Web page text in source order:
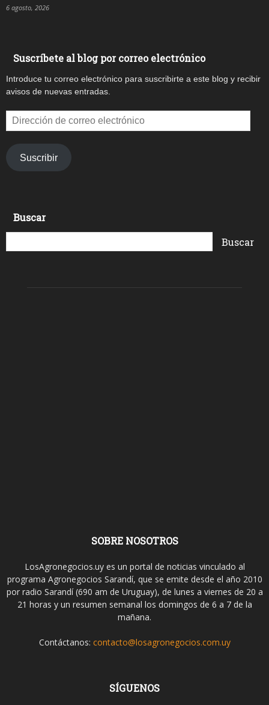
6 agosto, 2026
Suscríbete al blog por correo electrónico
Introduce tu correo electrónico para suscribirte a este blog y recibir
avisos de nuevas entradas.
Dirección
de
electrónico
Suscribir
Buscar
SOBRE NOSOTROS
LosAgronegocios.uy es un portal de noticias vinculado al
programa Agronegocios Sarandí, que se emite desde el año 2010
por radio Sarandí (690 am de Uruguay), de lunes a viernes de 20 a
21 horas y un resumen semanal los domingos de 6 a 7 de la
mañana.
Contáctanos: contacto@losagronegocios.com.uy
SÍGUENOS